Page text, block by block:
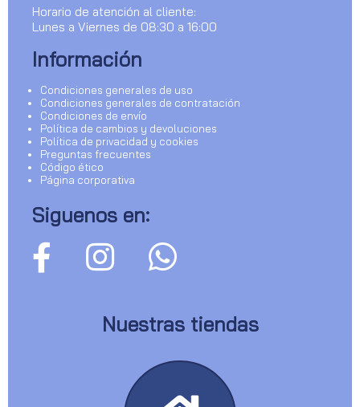
Horario de atención al cliente:
Lunes a Viernes de 08:30 a 16:00
Información
Condiciones generales de uso
Condiciones generales de contratación
Condiciones de envío
Política de cambios y devoluciones
Política de privacidad y cookies
Preguntas frecuentes
Código ético
Página corporativa
Siguenos en:
Nuestras tiendas